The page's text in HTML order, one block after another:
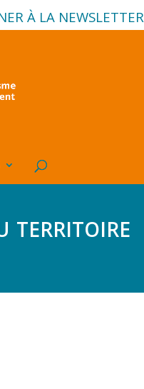
À LA NEWSLETTER
territoire